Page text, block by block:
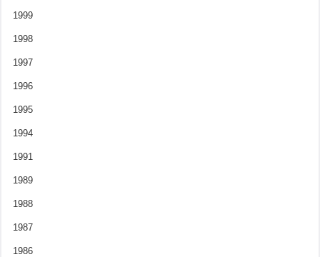
1999
1998
1997
1996
1995
1994
1991
1989
1988
1987
1986